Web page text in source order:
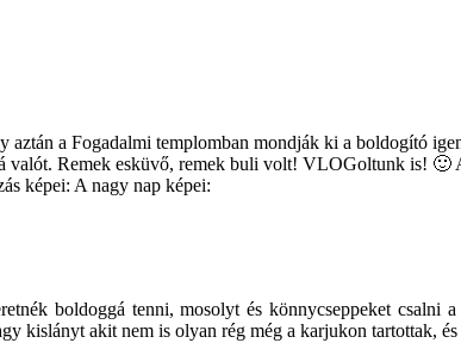
a Fogadalmi templomban mondják ki a boldogító
valót. Remek esküvő, remek buli volt! VLOGoltunk is!
képei: A nagy nap képei:
boldoggá tenni, mosolyt és könnycseppeket
kislányt akit nem is olyan rég még a karjukon tartottak,